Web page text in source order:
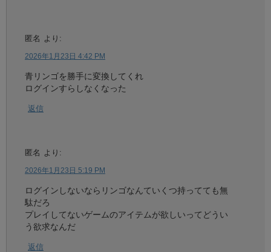
匿名 より:
2026年1月23日 4:42 PM
青リンゴを勝手に変換してくれ
ログインすらしなくなった
返信
匿名 より:
2026年1月23日 5:19 PM
ログインしないならリンゴなんていくつ持ってても無
駄だろ
プレイしてないゲームのアイテムが欲しいってどうい
う欲求なんだ
返信